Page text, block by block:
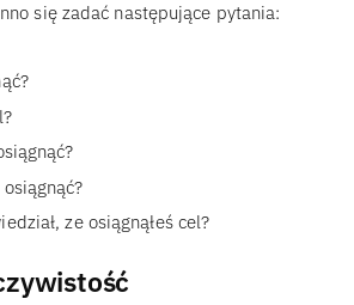
się zadać następujące pytania:
ze osiągnąłeś cel?